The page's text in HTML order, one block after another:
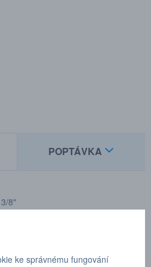
POPTÁVKA
8"
ke správnému fungování